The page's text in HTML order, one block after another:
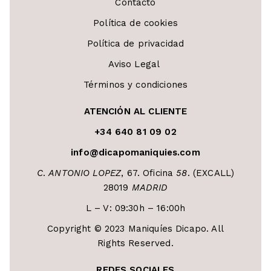
Política de cookies
Política de privacidad
Aviso Legal
Términos y condiciones
ATENCIÓN AL CLIENTE
+34 640 81 09 02
info@dicapomaniquies.com
C.ANTONIO LOPEZ, 67. Oficina 58. (EXCALL)
28019 MADRID
L – V: 09:30h – 16:00h
Copyright © 2023 Maniquíes Dicapo. All
Rights Reserved.